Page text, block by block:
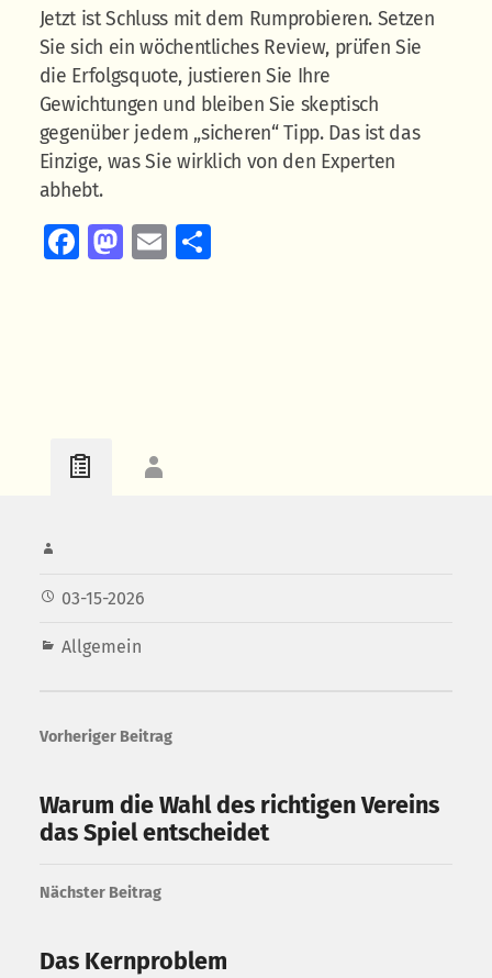
Jetzt ist Schluss mit dem Rumprobieren. Setzen
Sie sich ein wöchentliches Review, prüfen Sie
die Erfolgsquote, justieren Sie Ihre
Gewichtungen und bleiben Sie skeptisch
gegenüber jedem „sicheren“ Tipp. Das ist das
Einzige, was Sie wirklich von den Experten
abhebt.
Facebook
Mastodon
EmailTeilen
03-15-2026
Allgemein
Vorheriger Beitrag
Warum die Wahl des richtigen Vereins
das Spiel entscheidet
Nächster Beitrag
Das Kernproblem